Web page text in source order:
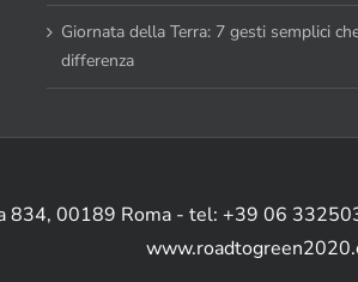
Giornata della Terra: 7 gesti semplici
differenza
834, 00189 Roma - tel: +39 06